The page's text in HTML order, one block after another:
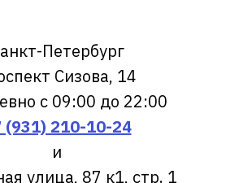
Петербург
Сизова, 14
с 09:00 до 22:00
(931) 210-10-24
и
улица, 87 к1, стр. 1